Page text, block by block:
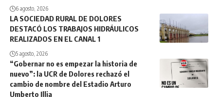
6 agosto, 2026
LA SOCIEDAD RURAL DE DOLORES
DESTACÓ LOS TRABAJOS HIDRÁULICOS
REALIZADOS EN EL CANAL 1
5 agosto, 2026
“Gobernar no es empezar la historia de
nuevo”: la UCR de Dolores rechazó el
cambio de nombre del Estadio Arturo
Umberto Illia